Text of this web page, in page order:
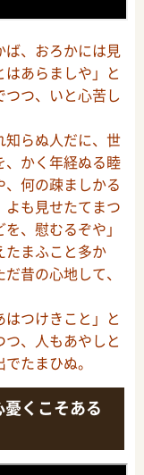
、おろかには見
あらましや」と
つ、いと心苦し
らぬ人だに、世
、かく年経ぬる睦
何の疎ましかる
も見せたてまつ
、慰むるぞや」
まふこと多か
昔の心地して、
つけきこと」と
、人もあやしと
たまひぬ。
憂くこそある